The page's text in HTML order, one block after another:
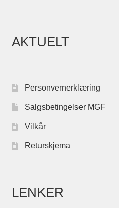
AKTUELT
Personvernerklæring
Salgsbetingelser MGF
Vilkår
Returskjema
LENKER